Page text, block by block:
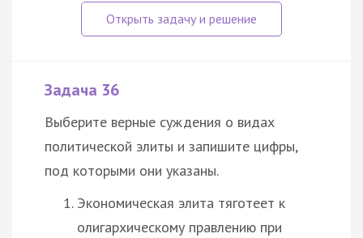
Задача 36
Выберите верные суждения о видах
политической элиты и запишите цифры,
под которыми они указаны.
Экономическая элита тяготеет к
олигархическому правлению при